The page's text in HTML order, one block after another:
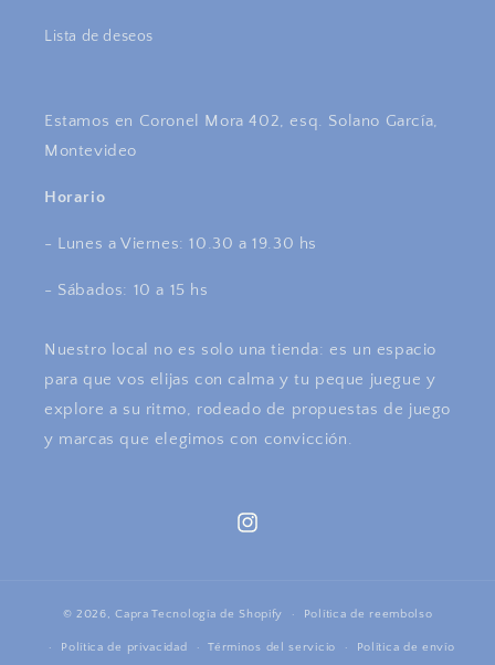
Lista de deseos
Estamos en Coronel Mora 402, esq. Solano García,
Montevideo
Horario
- Lunes a Viernes: 10.30 a 19.30 hs
- Sábados: 10 a 15 hs
Nuestro local no es solo una tienda: es un espacio
para que vos elijas con calma y tu peque juegue y
explore a su ritmo, rodeado de propuestas de juego
y marcas que elegimos con convicción.
Instagram
© 2026,Capra Tecnología de Shopify Política de reembolso
Política de privacidad Términos del servicio Política de envío